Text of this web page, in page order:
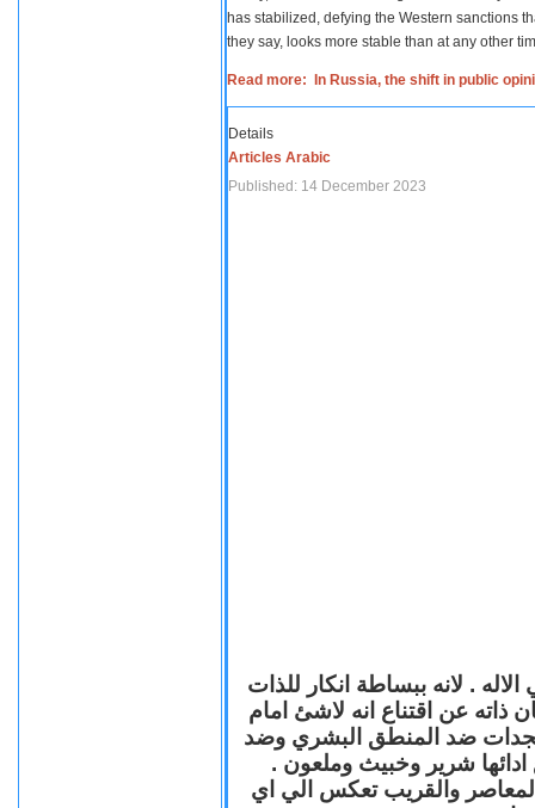
has stabilized, defying the Western sanctions
they say, looks more stable than at any other
Read more: In Russia, the shift in public
Details
Articles Arabic
Published: 14 December 2023
. لانه ببساطة انكار للذات
ذاته عن اقتناع انه لاشئ امام
ضد المنطق البشري وضد
ادائها شرير وخبيث وملعون .
المعاصر والقريب تعكس الي اي